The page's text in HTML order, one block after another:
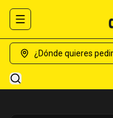
Abrir menu de
¿Dónde quieres